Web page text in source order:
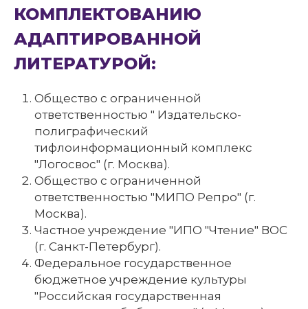
КОМПЛЕКТОВАНИЮ
АДАПТИРОВАННОЙ
ЛИТЕРАТУРОЙ:
Общество с ограниченной
ответственностью " Издательско-
полиграфический
тифлоинформационный комплекс
"Логосвос" (г. Москва).
Общество с ограниченной
ответственностью "МИПО Репро" (г.
Москва).
Частное учреждение "ИПО "Чтение" ВОС
(г. Санкт-Петербург).
Федеральное государственное
бюджетное учреждение культуры
"Российская государственная